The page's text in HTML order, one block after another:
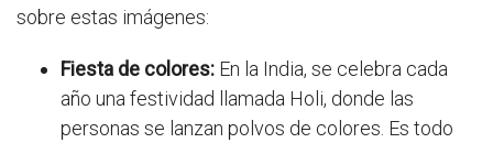
sobre estas imágenes:
Fiesta de colores: En la India, se celebra cada
año una festividad llamada Holi, donde las
personas se lanzan polvos de colores. Es todo